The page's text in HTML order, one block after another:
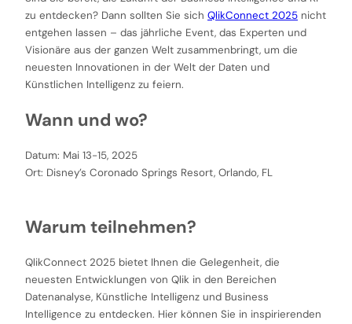
zu entdecken? Dann sollten Sie sich QlikConnect 2025 nicht
entgehen lassen – das jährliche Event, das Experten und
Visionäre aus der ganzen Welt zusammenbringt, um die
neuesten Innovationen in der Welt der Daten und
Künstlichen Intelligenz zu feiern.
Wann und wo?
Datum: Mai 13-15, 2025
Ort: Disney’s Coronado Springs Resort, Orlando, FL
Warum teilnehmen?
QlikConnect 2025 bietet Ihnen die Gelegenheit, die
neuesten Entwicklungen von Qlik in den Bereichen
Datenanalyse, Künstliche Intelligenz und Business
Intelligence zu entdecken. Hier können Sie in inspirierenden